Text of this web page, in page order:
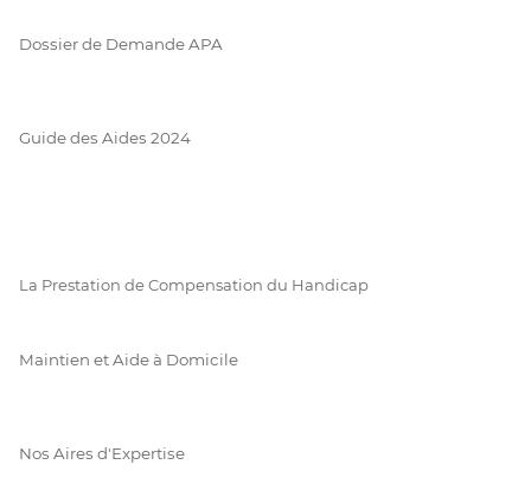
Dossier de Demande APA
Guide des Aides 2024
La Prestation de Compensation du Handicap
Maintien et Aide à Domicile
Nos Aires d'Expertise